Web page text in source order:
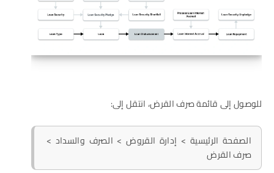
للوصول إلى قائمة صرف القرض، انتقل إلى:
الصفحة الرئيسية > إدارة القروض > الصرف والسداد >
صرف القرض